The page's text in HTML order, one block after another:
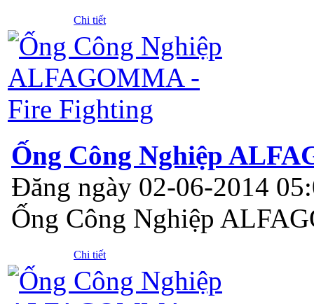
Chi tiết
Ống Công Nghiệp
Đăng ngày 02-06-2014
Ống Công Nghiệp
Chi tiết